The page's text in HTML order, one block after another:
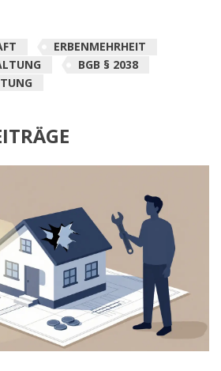
ERBENMEHRHEIT
BGB § 2038